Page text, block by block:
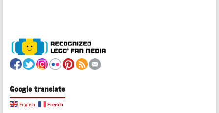
Google translate
English French